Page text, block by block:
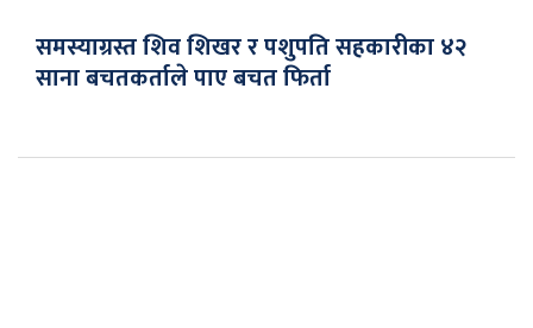
समस्याग्रस्त शिव शिखर र पशुपति सहकारीका ४२
साना बचतकर्ताले पाए बचत फिर्ता